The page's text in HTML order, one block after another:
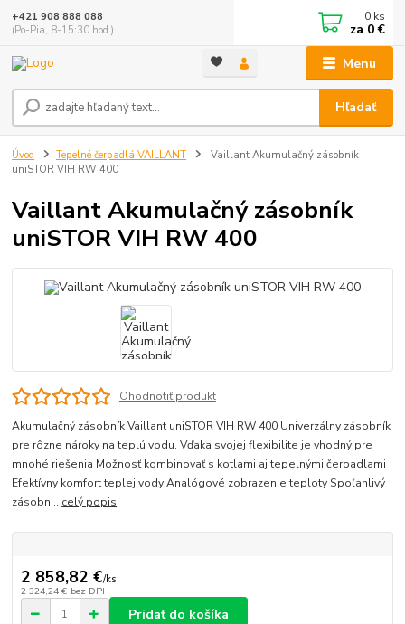
Menu
Hľadať
+421 908 888 088
(Po-Pia, 8-15:30 hod.)
0 ks
za 0 €
Úvod Tepelné čerpadlá VAILLANT
Vaillant Akumulačný zásobník
uniSTOR VIH RW 400
Vaillant Akumulačný zásobník
uniSTOR VIH RW 400
Ohodnotiť produkt
Akumulačný zásobník Vaillant uniSTOR VIH RW 400 Univerzálny zásobník
pre rôzne nároky na teplú vodu. Vďaka svojej flexibilite je vhodný pre
mnohé riešenia Možnosť kombinovať s kotlami aj tepelnými čerpadlami
Efektívny komfort teplej vody Analógové zobrazenie teploty Spoľahlivý
zásobn... celý popis
2 858,82 €/ks
2 324,24 € bez DPH
Pridať do košíka